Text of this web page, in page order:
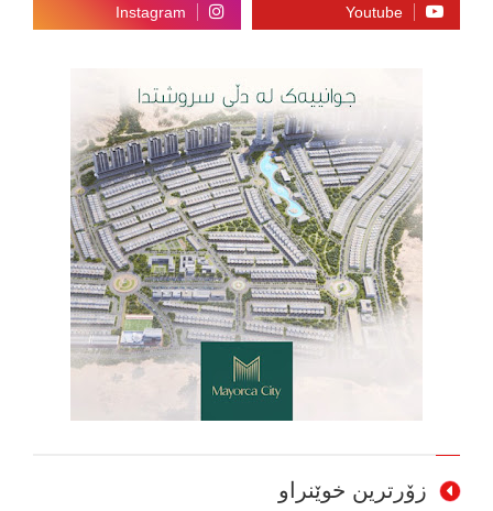
زۆرترین خوێنراو